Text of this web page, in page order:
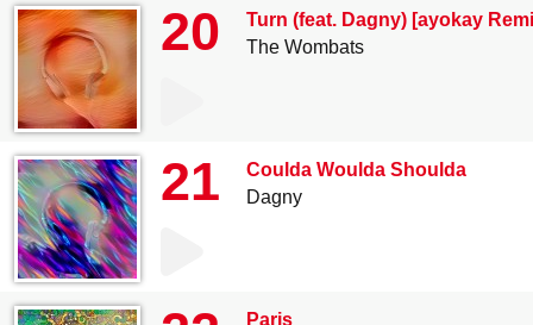
20
Turn (feat. Dagny) [ayokay
The Wombats
21
Coulda Woulda Shoulda
Dagny
Paris